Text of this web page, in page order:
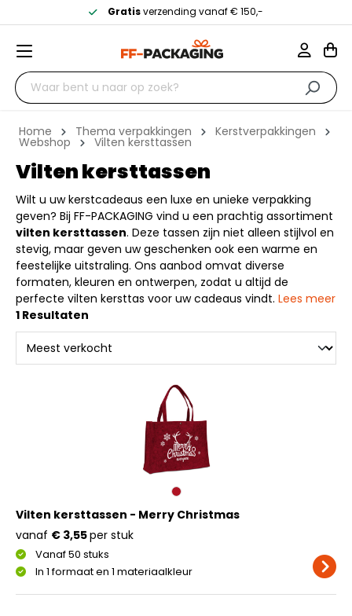
Gratisverzending vanaf € 150,-
Home Thema verpakkingen Kerstverpakkingen
Webshop Vilten kersttassen
Vilten kersttassen
Wilt u uw kerstcadeaus een luxe en unieke verpakking
geven? Bij FF-PACKAGING vind u een prachtig assortiment
vilten kersttassen. Deze tassen zijn niet alleen stijlvol en
stevig, maar geven uw geschenken ook een warme en
feestelijke uitstraling. Ons aanbod omvat diverse
formaten, kleuren en ontwerpen, zodat u altijd de
perfecte vilten kersttas voor uw cadeaus vindt. Lees meer
1 Resultaten
Vilten kersttassen - Merry Christmas
Vanaf 50 stuks
In 1 formaat en 1 materiaalkleur
vanaf € 3,55per stuk